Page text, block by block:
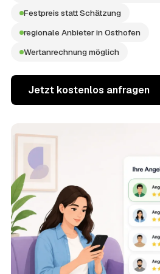
Festpreis statt Schätzung
regionale Anbieter in Osthofen
Wertanrechnung möglich
Jetzt kostenlos anfragen